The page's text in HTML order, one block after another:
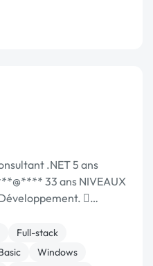
.NET 5 ans

et suivi des mises ...
Full-stack
Windows